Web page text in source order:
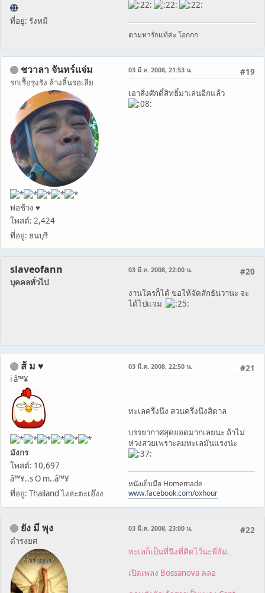
ที่อยู่: รังหมี
ตามหารักแท้ค่ะ โฮกกก
ชวาลา จันทร์แจ่ม
รกเรื้อรุงรัง ล้างลิ้นรอเลีย
พ่อช้าง ♥
โพสต์: 2,424
ที่อยู่: ธนบุรี
#19
03 มี.ค. 2008, 21:53 น.
เอาสิ่งศักดิ์สิทธิ์มาเล่นอีกแล้ว
slaveofann
บุคคลทั่วไป
#20
03 มี.ค. 2008, 22:00 น.
งานใครก็ได้ ขอให้จัดสักธันวานะ จะ
ได้ไปแจม
ส้ ม ♥
i â™¥
มังกร
โพสต์: 10,697
â™¥..s O m..â™¥
ที่อยู่: Thailand ไงล่ะตะเอ๊งง
#21
03 มี.ค. 2008, 22:50 น.
ทะเลครึ่งนึง สวนครึ่งนึงสิตาล
บรรยากาศสุดยอดมากเลยนะ ถ้าไม่
ห่วงสวยเพราะลมทะเลมันแรงน่ะ
หนังเย็บมือ Homemade
www.facebook.com/oxhour
ยัง มี พุง
ดำรงยศ
#22
03 มี.ค. 2008, 23:00 น.
ทะเลก็เป็นที่นึงที่คิดไว้นะพี่ส้ม.
เปิดเพลง Bossanova คลอ